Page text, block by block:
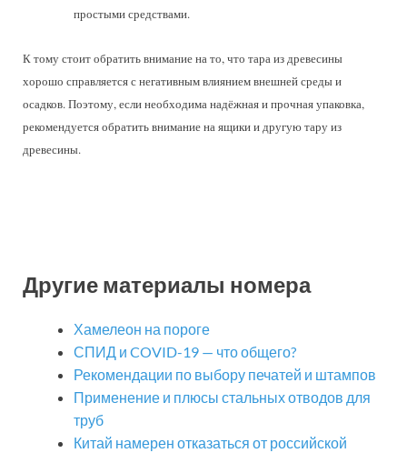
простыми средствами.
К тому стоит обратить внимание на то, что тара из древесины
хорошо справляется с негативным влиянием внешней среды и
осадков. Поэтому, если необходима надёжная и прочная упаковка,
рекомендуется обратить внимание на ящики и другую тару из
древесины.
Другие материалы номера
Хамелеон на пороге
СПИД и COVID-19 — что общего?
Рекомендации по выбору печатей и штампов
Применение и плюсы стальных отводов для
труб
Китай намерен отказаться от российской